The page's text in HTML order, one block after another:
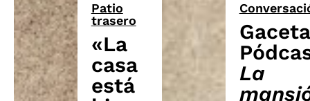
Patio
trasero
«La
casa
está
Gaceta
La